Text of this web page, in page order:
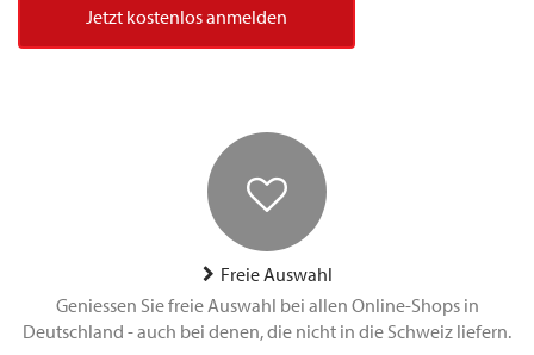
Jetzt kostenlos anmelden
Freie Auswahl
Geniessen Sie freie Auswahl bei allen Online-Shops in
Deutschland - auch bei denen, die nicht in die Schweiz liefern.